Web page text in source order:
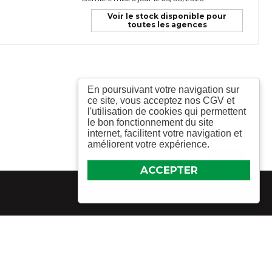
ACCEPTER
En poursuivant votre navigation sur
ce site, vous acceptez nos CGV et
l'utilisation de cookies qui permettent
le bon fonctionnement du site
internet, facilitent votre navigation et
améliorent votre expérience.
Voir le stock disponible pour
toutes les agences